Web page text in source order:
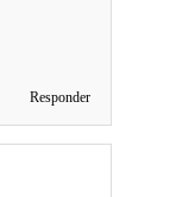
Responder